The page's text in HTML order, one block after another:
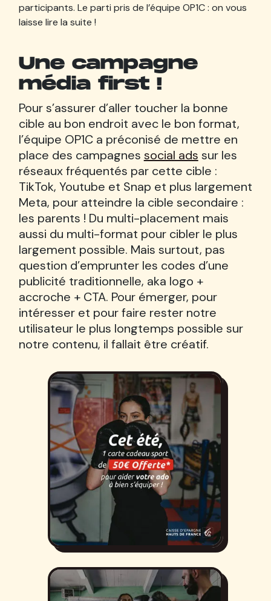
participants. Le parti pris de l’équipe OP1C : on vous
laisse lire la suite !
Une campagne
média first !
Pour s’assurer d’aller toucher la bonne
cible au bon endroit avec le bon format,
l’équipe OP1C a préconisé de mettre en
place des campagnes social ads sur les
réseaux fréquentés par cette cible :
TikTok, Youtube et Snap et plus largement
Meta, pour atteindre la cible secondaire :
les parents ! Du multi-placement mais
aussi du multi-format pour cibler le plus
largement possible. Mais surtout, pas
question d’emprunter les codes d’une
publicité traditionnelle, aka logo +
accroche + CTA. Pour émerger, pour
intéresser et pour faire rester notre
utilisateur le plus longtemps possible sur
notre contenu, il fallait être créatif.